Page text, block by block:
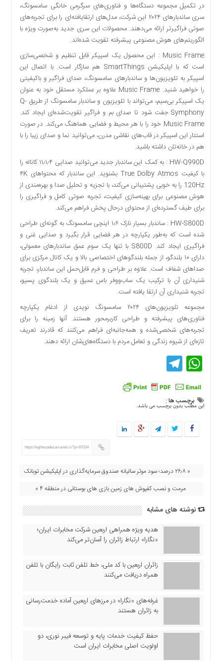
در تکمیل مجموعه دستگاه‌ها و فناوری‌های سرگرمی خانگی سامسونگ،
سری ساندبارهای ۲۰۲۴ این شرکت، مدل‌های ارتقایافته‌ای را برای تجربه‌های
صوتی فراگیرتر ارائه می‌دهند. محصولات این سری جدید به‌صورت ویژه با
الگوریتم‌های هوش مصنوعی پیشرفته تقویت شده‌اند.
Music Frame : این محصول یک اسپیکر قابل تنظیم و شخصی‌سازی
است که با اپلیکیشن SmartThings هم سازگار است. با اتصال این
اسپیکر به تلویزیون‌ها و ساندبارهای سامسونگ، صدای فراگیر و باکیفیتی
را خواهید شنید. Music Frame علاوه بر عملکرد مستقل خود به ‌عنوان
یک اسپیکر بی‌سیم، می‌تواند با تلویزیون و ساندبار سامسونگ از طریق Q-
Symphony جفت شود تا صدای بم و فراگیر تقویت‌شده‌ای ایجاد کند.
Music Frame خود را با هر محیط و فضایی هماهنگ می‌کند. در صورت
استتار این اسپیکر در قاب‌های نقاشی مدرن، می‌توانید نما و صدای زیبا را با
هم در خانه‌تان داشته باشید.
HW-Q990D : به کمک این ساندبار جدید می‌توانید صدایی ۱۱٫۱٫۴ کاناله را
با کیفیت True Dolby Atmos بشنوید. این ساندبار که محتواهای ۴K
120Hz را به خوبی پشتیبانی می‌کند، با تجزیه و تحلیل صدا و بهره‌مندی از
هوش مصنوعی برای بهینه‌سازی کیفیت، تجربه صوتی کامل و فراگیری را
برای طیف گسترده‌ای از محتوای درحال پخش فراهم می‌کند.
HW-S800D : ساندبار بسیار نازک ۱٫۶ اینچی سامسونگ به گونه‌ای طراحی
شده است که به‌طور یکپارچه در هر فضایی قرار بگیرد و صدایی غنی و
فراگیری ایجاد کند. S800D با تنها یک سوم عمق ساندبارهای معمولی،
دارای ۱۰ بلندگو، از جمله بلندگوهای اختصاصی بالا و یک کانال مرکزی برای
صداهای شفاف است. علاوه بر طراحی و فرم قابل‌حمل این ساندبار، تجربه
شنیداری آن با ترکیب یک ساب‌ووفر باس عمیق و یک بلندگوی پسیو،
تجربه شنیداری آن ارتقا یافته است.
مجموعه تلویزیون‌های ۲۰۲۴ سامسونگ نویدی از ادغام یکپارچه
فناوری‌های پیشرفته و طراحی کاربرمحور هستند. آنها زمینه را برای
تجربه‌های شخصی‌شده و همه‌جانبه‌ای فراهم می‌کنند که قادرند تعریف
تازه‌ای از شیوه زندگی و تعامل مردم با دستگاه‌های‌شان ارائه دهند.
WhatsApp
Telegram
برچسب ها :
این مطلب بدون برچسب می باشد.
https://eghtesadezamaneh.ir/?p=87034
« ۲۶٫۸ درصد؛ سود موثر سالیانه صندوق سرمایه‌گذاری در اپلیکیشن توبانک
مرمت و نصب کفپوش های زمین بازی های بوستانی در منطقه ۴ »
نوشته های مشابه
هدیه ویژه همراهی اربعین شرکت مخابرات ایران؛
«نگارا» ارتباط زائران را آسان‌تر می‌کند
زائران اربعین با کد ملی، خط تلفن ثابت رایگان با تلفن
همراه دریافت می‌کنند
غرفه‌های «نگارا» در مرزهای اربعین آماده خدمت‌رسانی
به زائران هستند
حفظ کیفیت خدمات پایه و توسعه فیبر نوری، دو
اولویت اصلی مخابرات ایران است